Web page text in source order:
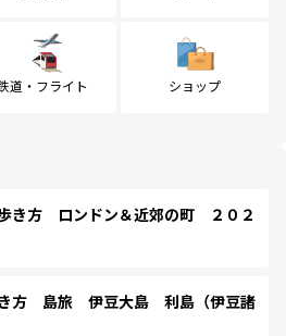
道・フライト ショップ
き方 ロンドン＆近郊の町 ２０２
方 島旅 伊豆大島 利島（伊豆諸